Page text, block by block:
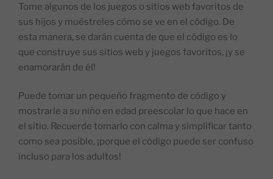
Tome algunos de los juegos o sitios web favoritos de
sus hijos y muéstreles cómo se ve en el código. De
esta manera, se darán cuenta de que el código es lo
que construye sus sitios web y juegos favoritos, ¡y se
enamorarán de él!
Puede tomar un pequeño fragmento de código y
mostrarle a su niño en edad preescolar lo que hace en
el sitio. Recuerde tomarlo con calma y simplificar tanto
como sea posible, ¡porque el código puede ser confuso
incluso para los adultos!